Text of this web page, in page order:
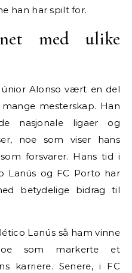
han har spilt for.
med ulike
Alonso vært en del
mesterskap. Han
nasjonale ligaer og
noe som viser hans
forsvarer. Hans tid i
Lanús og FC Porto har
betydelige bidrag til
Lanús så ham vinne
som markerte et
karriere. Senere, i FC